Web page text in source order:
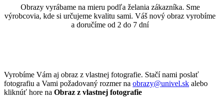
Obrazy vyrábame na mieru podľa želania zákazníka. Sme
výrobcovia, kde si určujeme kvalitu sami. Váš nový obraz vyrobíme
a doručíme od 2 do 7 dní
Vyrobíme Vám aj obraz z vlastnej fotografie. Stačí nami poslať
fotografiu a Vami požadovaný rozmer na obrazy@univel.sk alebo
kliknúť hore na Obraz z vlastnej fotografie